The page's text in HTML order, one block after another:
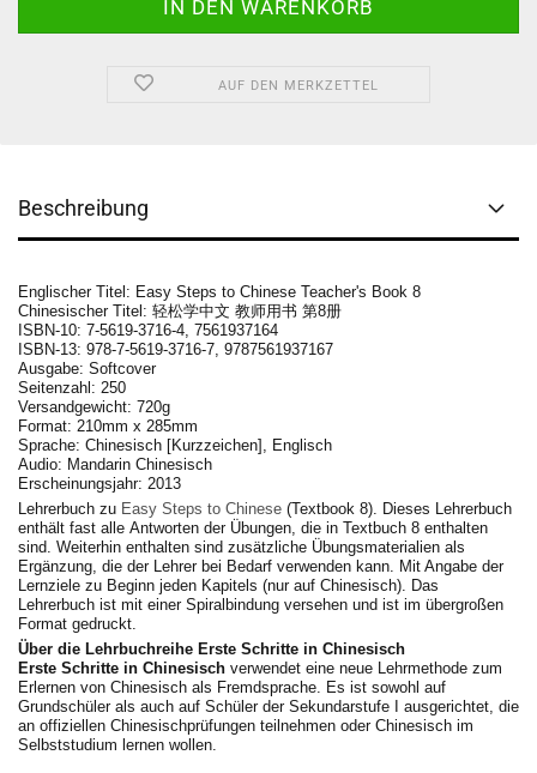
AUF DEN MERKZETTEL
Beschreibung
Englischer Titel: Easy Steps to Chinese Teacher's Book 8
Chinesischer Titel: 轻松学中文 教师用书 第8册
ISBN-10: 7-5619-3716-4, 7561937164
ISBN-13: 978-7-5619-3716-7, 9787561937167
Ausgabe: Softcover
Seitenzahl: 250
Versandgewicht: 720g
Format: 210mm x 285mm
Sprache: Chinesisch [Kurzzeichen], Englisch
Audio: Mandarin Chinesisch
Erscheinungsjahr: 2013
Lehrerbuch zu Easy Steps to Chinese (Textbook 8). Dieses Lehrerbuch
enthält fast alle Antworten der Übungen, die in Textbuch 8 enthalten
sind. Weiterhin enthalten sind zusätzliche Übungsmaterialien als
Ergänzung, die der Lehrer bei Bedarf verwenden kann. Mit Angabe der
Lernziele zu Beginn jeden Kapitels (nur auf Chinesisch). Das
Lehrerbuch ist mit einer Spiralbindung versehen und ist im übergroßen
Format gedruckt.
Über die Lehrbuchreihe Erste Schritte in Chinesisch
Erste Schritte in Chinesisch verwendet eine neue Lehrmethode zum
Erlernen von Chinesisch als Fremdsprache. Es ist sowohl auf
Grundschüler als auch auf Schüler der Sekundarstufe I ausgerichtet, die
an offiziellen Chinesischprüfungen teilnehmen oder Chinesisch im
Selbststudium lernen wollen.